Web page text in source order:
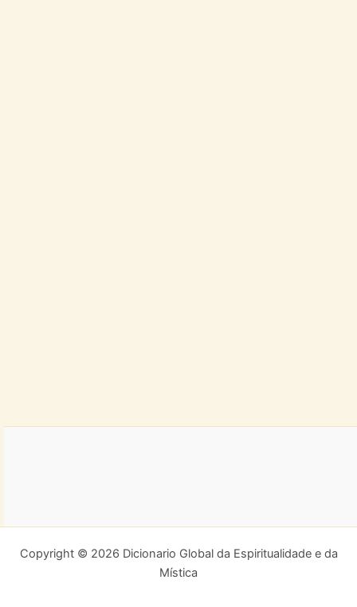
Copyright © 2026 Dicionario Global da Espiritualidade e da
Mística